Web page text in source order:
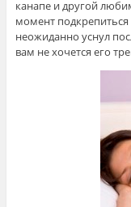
канапе и другой
момент подкрепиться
неожиданно уснул
вам не хочется его